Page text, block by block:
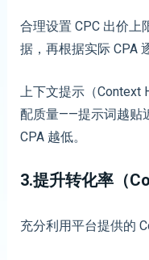
合理设置 CPC 出价上
据，再根据实际 CPA
上下文提示（Context
配质量——提示词越贴
CPA 越低。
3.提升转化率（
充分利用平台提供的